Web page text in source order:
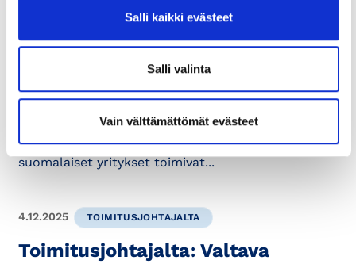
Salli kaikki evästeet
Salli valinta
Vain välttämättömät evästeet
Toimitusjohtajalta: Monet
yritysten kannalta tärkeät
kysymykset ratkaistaan
Brysselissä
Euroopan unionin päätökset vaikuttavat suoraan
siihen, millaisessa toimintaympäristössä
suomalaiset yritykset toimivat...
4.12.2025 TOIMITUSJOHTAJALTA
Toimitusjohtajalta: Valtava